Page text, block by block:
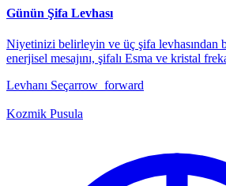
Günün Şifa Levhası
Niyetinizi belirleyin ve üç şifa levhasından
enerjisel mesajını, şifalı Esma ve kristal
Levhanı Seçarrow_forward
Kozmik Pusula